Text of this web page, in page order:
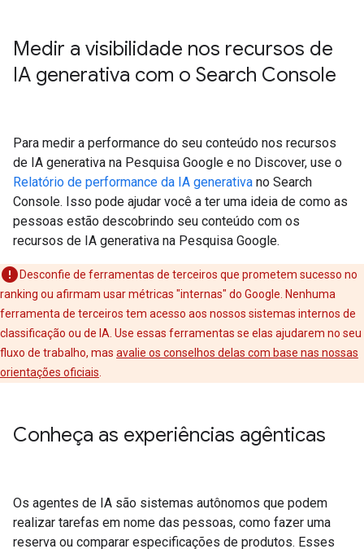
Medir a visibilidade nos recursos de
IA generativa com o Search Console
Para medir a performance do seu conteúdo nos recursos
de IA generativa na Pesquisa Google e no Discover, use o
Relatório de performance da IA generativa no Search
Console. Isso pode ajudar você a ter uma ideia de como as
pessoas estão descobrindo seu conteúdo com os
recursos de IA generativa na Pesquisa Google.
Desconfie de ferramentas de terceiros que prometem sucesso no
ranking ou afirmam usar métricas "internas" do Google. Nenhuma
ferramenta de terceiros tem acesso aos nossos sistemas internos de
classificação ou de IA. Use essas ferramentas se elas ajudarem no seu
fluxo de trabalho, mas avalie os conselhos delas com base nas nossas
orientações oficiais
Conheça as experiências agênticas
Os agentes de IA são sistemas autônomos que podem
realizar tarefas em nome das pessoas, como fazer uma
reserva ou comparar especificações de produtos. Esses